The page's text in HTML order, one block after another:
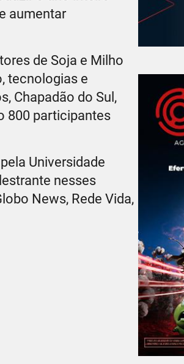
aumentar
de Soja e Milho
tecnologias e
Chapadão do Sul,
800 participantes
Universidade
nesses
News, Rede Vida,